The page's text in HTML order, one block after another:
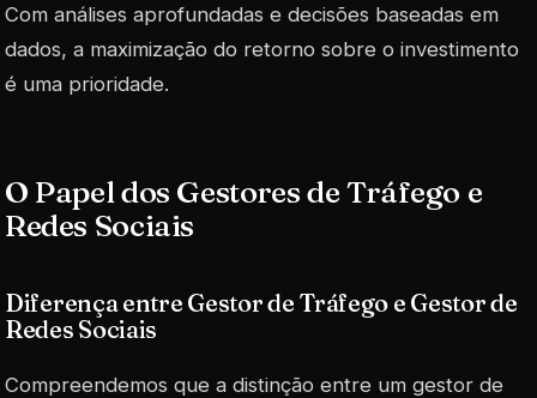
Com análises aprofundadas e decisões baseadas em
dados, a maximização do retorno sobre o investimento
é uma prioridade.
O Papel dos Gestores de Tráfego e
Redes Sociais
Diferença entre Gestor de Tráfego e Gestor de
Redes Sociais
Compreendemos que a distinção entre um gestor de